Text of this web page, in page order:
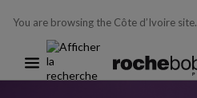
You are browsing the Côte d’Ivoire site.